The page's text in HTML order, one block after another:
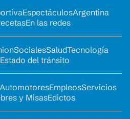
EspectáculosArgentina
En las redes
SocialesSaludTecnología
Estado del tránsito
AutomotoresEmpleosServicios
y MisasEdictos